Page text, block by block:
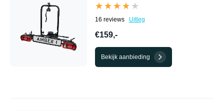
★★★★★
★★★★★
16 reviews Uitleg
€159,-
Bekijk aanbieding